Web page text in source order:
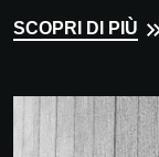
SCOPRI DI PIÙ